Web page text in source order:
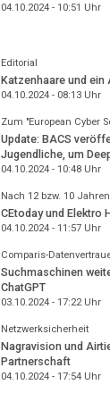
04.10.2024 - 10:51 Uhr
Editorial
Katzenhaare und ein
04.10.2024 - 08:13Uhr
Zum "European Cyber
Update: BACS
Jugendliche, um
04.10.2024 - 10:48Uhr
Nach 12 bzw. 10 Jahren
CEtoday und Elektro
04.10.2024 - 11:57Uhr
Comparis-
Suchmaschinen
ChatGPT
03.10.2024 - 17:22Uhr
Netzwerksicherheit
Nagravision und
Partnerschaft
04.10.2024 - 17:54Uhr